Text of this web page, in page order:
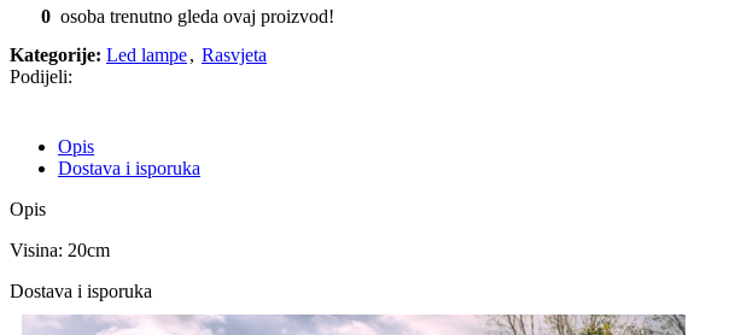
0 osoba trenutno gleda ovaj proizvod!
Kategorije: Led lampe, Rasvjeta
Podijeli:
Opis
Dostava i isporuka
Opis
Visina: 20cm
Dostava i isporuka